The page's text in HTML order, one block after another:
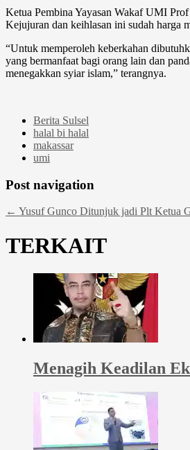
Ketua Pembina Yayasan Wakaf UMI
Kejujuran dan keihlasan ini sudah harga
“Untuk memperoleh keberkahan
yang bermanfaat bagi orang lain dan
menegakkan syiar islam,” terangnya.
Berita Sulsel
halal bi halal
makassar
umi
Post navigation
← Yusuf Gunco Ditunjuk jadi Plt Ketua
TERKAIT
Menagih Keadilan